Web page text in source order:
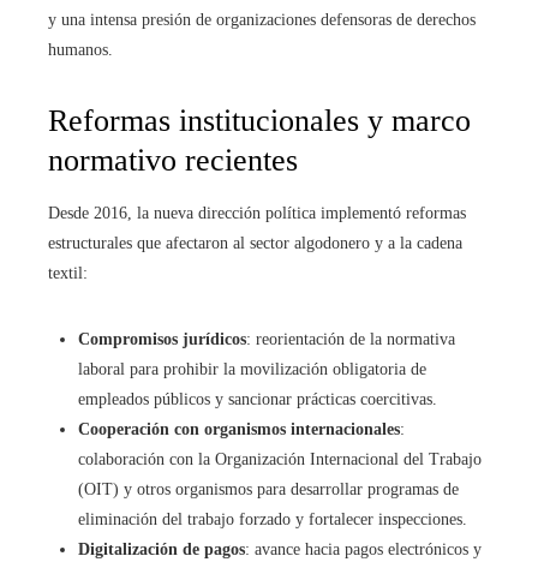
y una intensa presión de organizaciones defensoras de derechos
humanos.
Reformas institucionales y marco
normativo recientes
Desde 2016, la nueva dirección política implementó reformas
estructurales que afectaron al sector algodonero y a la cadena
textil:
Compromisos jurídicos: reorientación de la normativa
laboral para prohibir la movilización obligatoria de
empleados públicos y sancionar prácticas coercitivas.
Cooperación con organismos internacionales:
colaboración con la Organización Internacional del Trabajo
(OIT) y otros organismos para desarrollar programas de
eliminación del trabajo forzado y fortalecer inspecciones.
Digitalización de pagos: avance hacia pagos electrónicos y